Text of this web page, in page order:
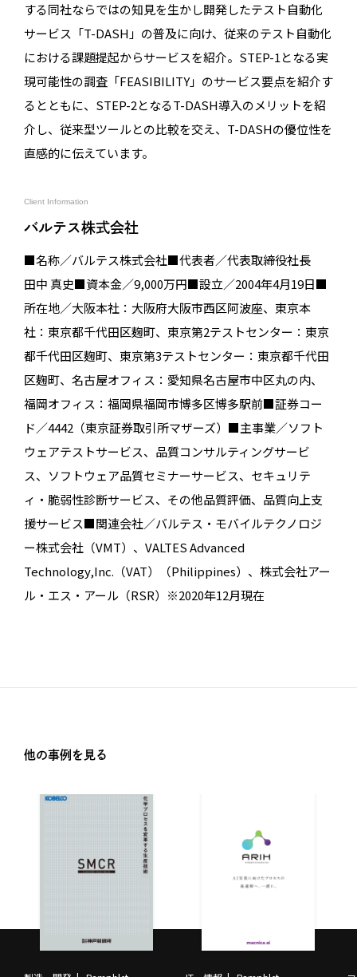
する同社ならではの知見を生かし開発したテスト自動化
サービス「T-DASH」の普及に向け、従来のテスト自動化
における課題提起からサービスを紹介。STEP-1となる実
現可能性の調査「FEASIBILITY」のサービス要点を紹介す
るとともに、STEP-2となるT-DASH導入のメリットを紹
介し、従来型ツールとの比較を交え、T-DASHの優位性を
直感的に伝えています。
Client Information
バルテス株式会社
■名称／バルテス株式会社■代表者／代表取締役社長
田中 真史■資本金／9,000万円■設立／2004年4月19日■
所在地／大阪本社：大阪府大阪市西区阿波座、東京本
社：東京都千代田区麹町、東京第2テストセンター：東京
都千代田区麹町、東京第3テストセンター：東京都千代田
区麹町、名古屋オフィス：愛知県名古屋市中区丸の内、
福岡オフィス：福岡県福岡市博多区博多駅前■証券コー
ド／4442（東京証券取引所マザーズ）■主事業／ソフト
ウェアテストサービス、品質コンサルティングサービ
ス、ソフトウェア品質セミナーサービス、セキュリテ
ィ・脆弱性診断サービス、その他品質評価、品質向上支
援サービス■関連会社／バルテス・モバイルテクノロジ
ー株式会社（VMT）、VALTES Advanced
Technology,Inc.（VAT）（Philippines）、株式会社アー
ル・エス・アール（RSR）※2020年12月現在
他の事例を見る